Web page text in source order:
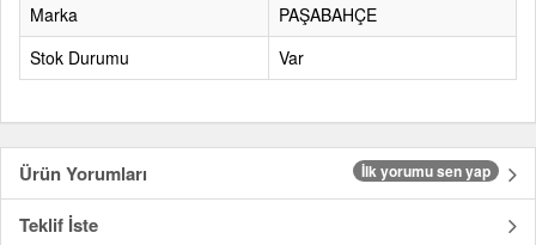
Marka
PAŞABAHÇE
Stok Durumu
Var
Ürün Yorumları İlk yorumu sen yap
Teklif İste